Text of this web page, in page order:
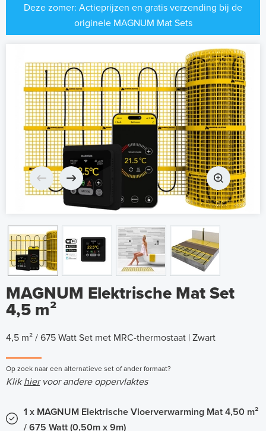
Deze zomer: Actieprijzen en gratis verzending bij de
originele MAGNUM Mat Sets
MAGNUM Elektrische Mat Set
4,5 m²
4,5 m² / 675 Watt Set met MRC-thermostaat | Zwart
Op zoek naar een alternatieve set of ander formaat?
Klikhiervoor andere oppervlaktes
1 x MAGNUM Elektrische Vloerverwarming Mat 4,50 m²
/ 675 Watt (0,50m x 9m)